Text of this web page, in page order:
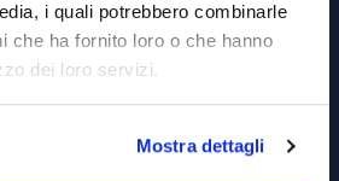
i quali potrebbero combinarle
che ha fornito loro o che hanno
dei loro servizi.
Mostra dettagli